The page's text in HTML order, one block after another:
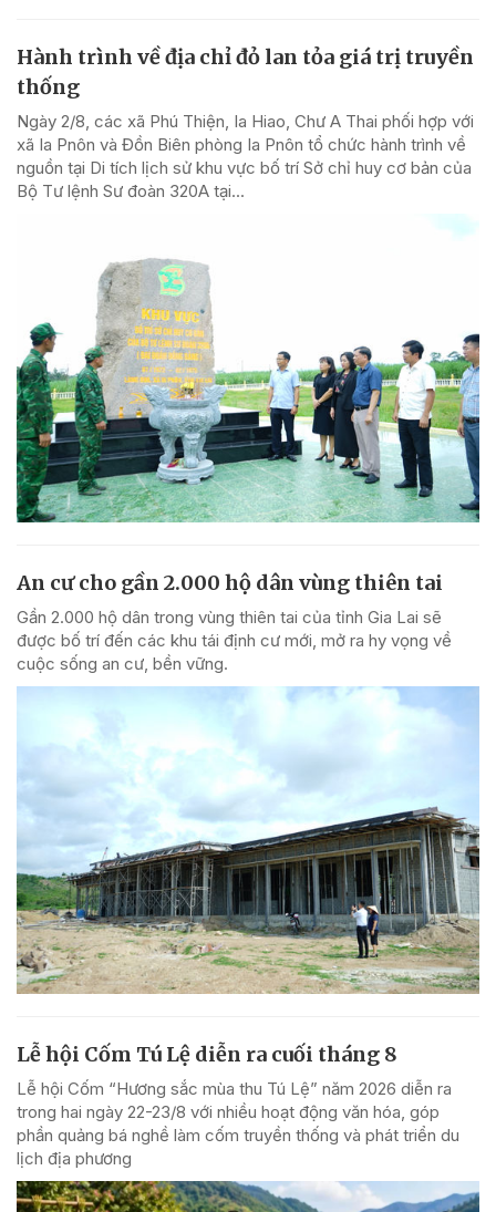
Hành trình về địa chỉ đỏ lan tỏa giá trị truyền
thống
Ngày 2/8, các xã Phú Thiện, Ia Hiao, Chư A Thai phối hợp với
xã Ia Pnôn và Đồn Biên phòng Ia Pnôn tổ chức hành trình về
nguồn tại Di tích lịch sử khu vực bố trí Sở chỉ huy cơ bản của
Bộ Tư lệnh Sư đoàn 320A tại...
An cư cho gần 2.000 hộ dân vùng thiên tai
Gần 2.000 hộ dân trong vùng thiên tai của tỉnh Gia Lai sẽ
được bố trí đến các khu tái định cư mới, mở ra hy vọng về
cuộc sống an cư, bền vững.
Lễ hội Cốm Tú Lệ diễn ra cuối tháng 8
Lễ hội Cốm “Hương sắc mùa thu Tú Lệ” năm 2026 diễn ra
trong hai ngày 22-23/8 với nhiều hoạt động văn hóa, góp
phần quảng bá nghề làm cốm truyền thống và phát triển du
lịch địa phương